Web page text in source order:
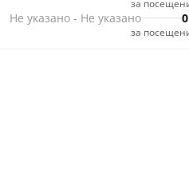
за
Не указано - Не указано 0
за